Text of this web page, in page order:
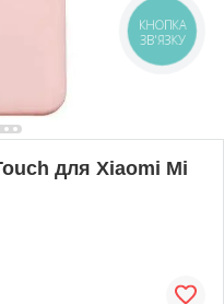
для Xiaomi Mi
КНОПКА
ЗВ'ЯЗКУ